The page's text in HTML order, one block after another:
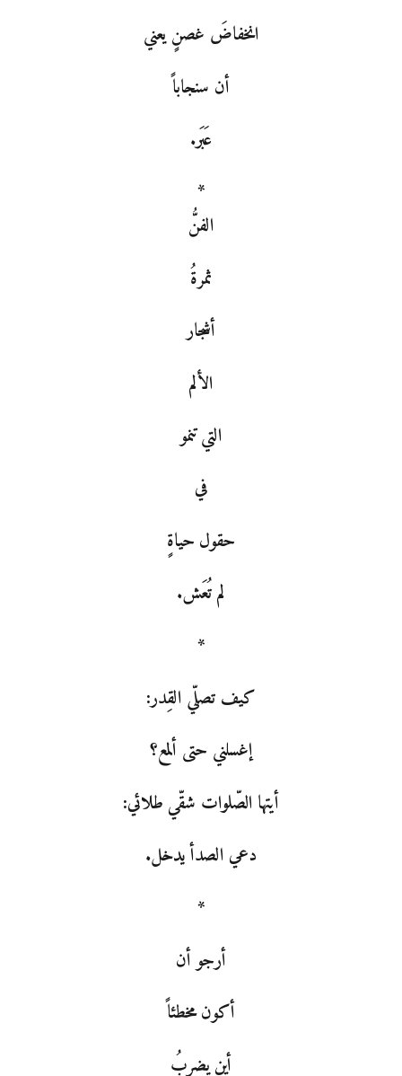
انخفاضَ غصنٍ يعني
أن سنجاباً
عَبَر.
*
الفنُّ
ثمرةُ
أشجار
الألم
التي تنمو
في
حقول حياةٍ
لم تُعَش.
*
كيف تصلّي القِدر:
إغسلني حتى ألمع؟
أيتها الصّلوات شقّي طلائي:
دعي الصدأ يدخل.
*
أرجو أن
أكون مخطئاً
أين يضربُ